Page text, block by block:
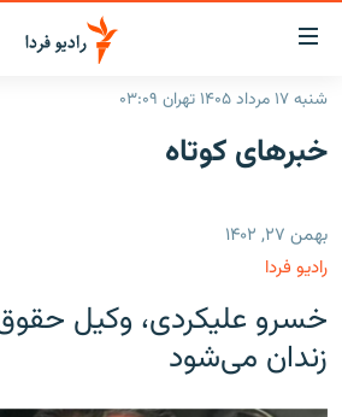
لینک‌های
قابلیت
دسترسی
بازگشت
اصلی
رفتن
صفحه
جستجو
ایران
رادیو
انتخاب کنید و بشنوید
برنامه‌های رادیویی
پادکست
چندرسانه‌ای
شنبه ۱۷ مرداد ۱۴۰۵ تهران ۰۳:۰۹
خبرهای کوتاه
بهمن ۲۷, ۱۴۰۲
رادیو فردا
خسرو علیکردی، وکیل
زندان می‌شود